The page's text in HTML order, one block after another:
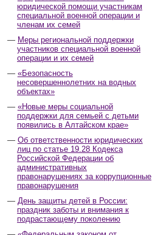
юридической помощи участникам
специальной военной операции и
членам их семей
Меры региональной поддержки
участников специальной военной
операции и их семей
«Безопасность
несовершеннолетних на водных
объектах»
«Новые меры социальной
поддержки для семьей с детьми
появились в Алтайском крае»
Об ответственности юридических
лиц по статье 19.28 Кодекса
Российской Федерации об
административных
правонарушениях за коррупционные
правонарушения
День защиты детей в России:
праздник заботы и внимания к
подрастающему поколению